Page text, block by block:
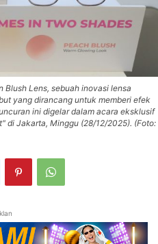
Blush Lens, sebuah inovasi lensa
yang dirancang untuk memberi efek
ini digelar dalam acara eksklusif
di Jakarta, Minggu (28/12/2025). (Foto: